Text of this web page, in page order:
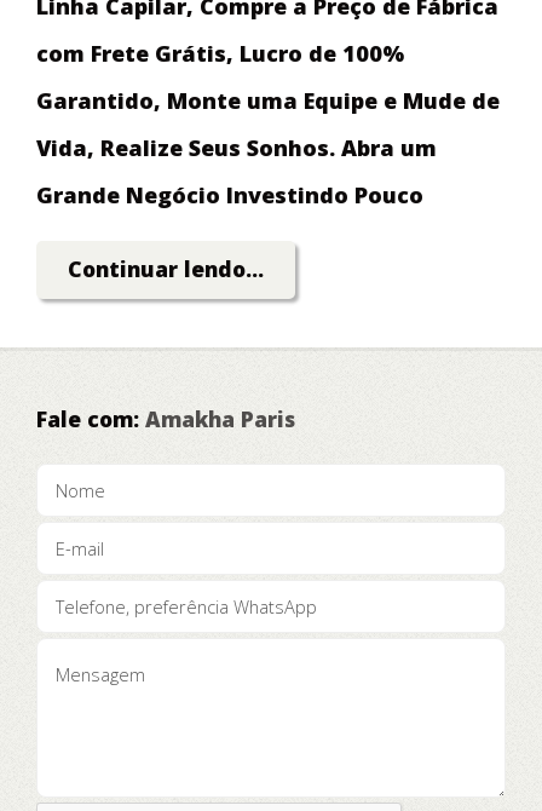
com Frete Grátis, Lucro de 100%
Garantido, Monte uma Equipe e Mude de
Vida, Realize Seus Sonhos. Abra um
Grande Negócio Investindo Pouco
Continuar lendo...
Fale com: Amakha Paris